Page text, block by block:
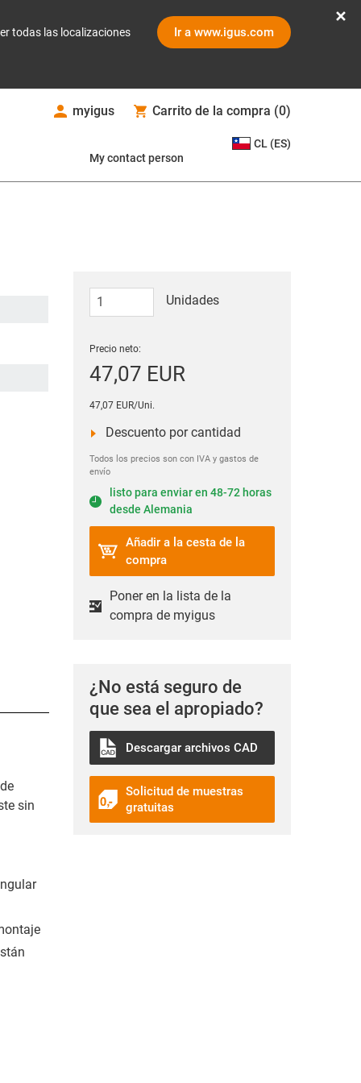
todas las localizaciones Ir a www.igus.com
myigus Carrito de la compra (0)
My contact person
CL (ES)
Unidades
Precio neto:
47,07 EUR
47,07 EUR/Uni.
Descuento por cantidad
Todos los precios son con IVA y gastos de
envío
listo para enviar en 48-72 horas
desde Alemania
Añadir a la cesta de la
compra
Poner en la lista de la
compra de myigus
¿No está seguro de
que sea el apropiado?
Descargar archivos CAD
Solicitud de muestras
gratuitas
sin